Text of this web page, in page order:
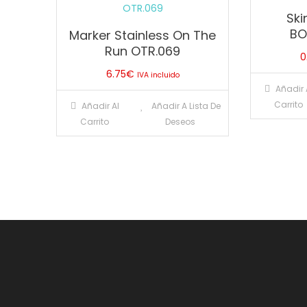
Marker Stainless On The
Run OTR.069
6.75€ IVA incluido
Añadir Al
Carrito
Añadir A Lista De
Deseos
Añadir
Carrito